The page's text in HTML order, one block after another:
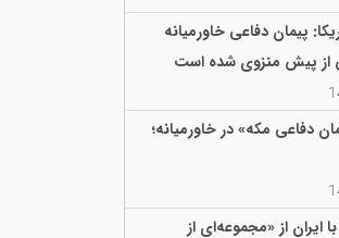
پیمان دفاعی خاورمیانه
از پیش منزوی شده است
دفاعی مکه» در خاورمیانه؛
ایران از «مجموعه‌ای از